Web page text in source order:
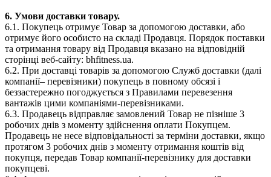
6. Умови доставки товару.
6.1. Покупець отримує Товар за допомогою доставки, або
отримує його особисто на складі Продавця. Порядок поставки
та отримання товару від Продавця вказано на відповідній
сторінці веб-сайту: bhfitness.ua.
6.2. При доставці товарів за допомогою Служб доставки (далі
компанії– перевізники) покупець в повному обсязі і
беззастережно погоджується з Правилами перевезення
вантажів цими компаніями-перевізниками.
6.3. Продавець відправляє замовлений Товар не пізніше 3
робочих днів з моменту здійснення оплати Покупцем.
Продавець не несе відповідальності за терміни доставки, якщо
протягом 3 робочих днів з моменту отримання коштів від
покупця, передав Товар компанії-перевізнику для доставки
покупцеві.